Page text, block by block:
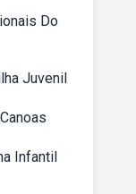
Do
Juvenil
Infantil